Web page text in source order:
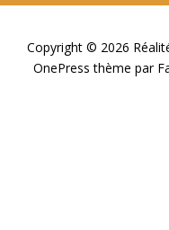
Copyright © 2026
OnePress thème par